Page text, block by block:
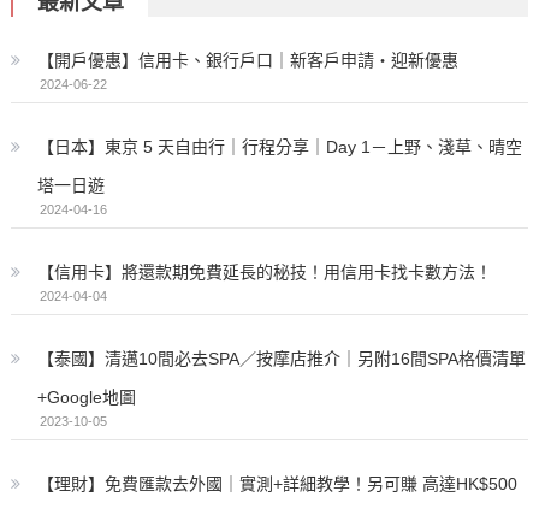
【開戶優惠】信用卡、銀行戶口｜新客戶申請・迎新優惠
2024-06-22
【日本】東京 5 天自由行｜行程分享｜Day 1－上野、淺草、晴空
塔一日遊
2024-04-16
【信用卡】將還款期免費延長的秘技！用信用卡找卡數方法！
2024-04-04
【泰國】清邁10間必去SPA／按摩店推介｜另附16間SPA格價清單
+Google地圖
2023-10-05
【理財】免費匯款去外國｜實測+詳細教學！另可賺 高達HK$500